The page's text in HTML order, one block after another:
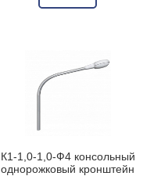
К1-1,0-1,0-Ф4 консольный
однорожковый кронштейн